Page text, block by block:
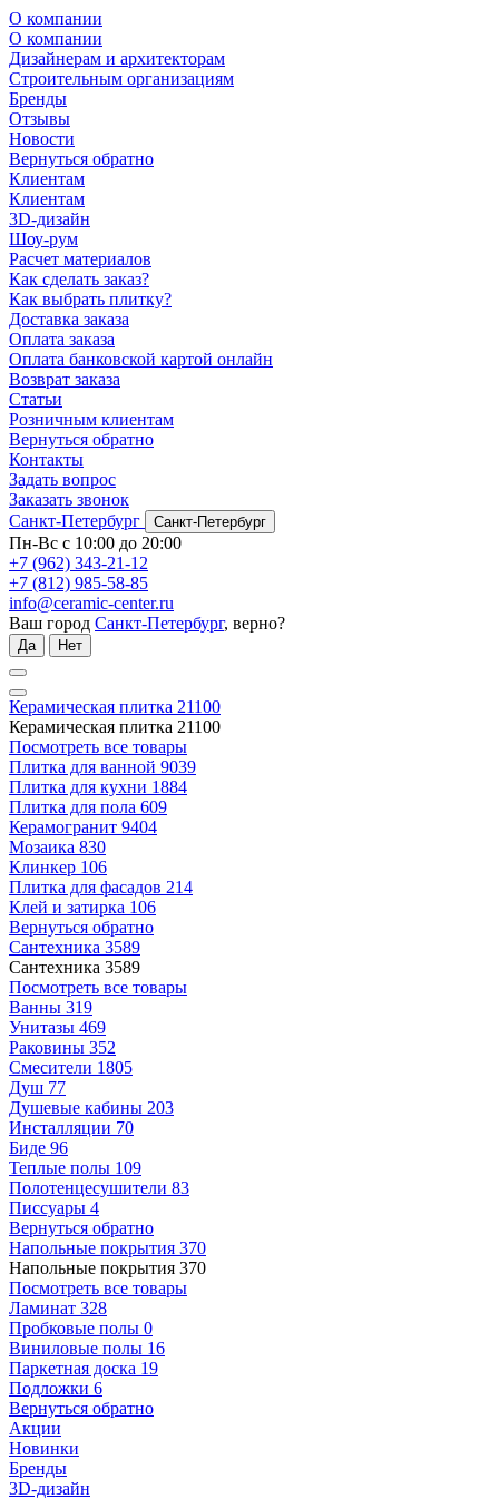
О компании
О компании
Дизайнерам и архитекторам
Строительным организациям
Бренды
Отзывы
Новости
Вернуться обратно
Клиентам
Клиентам
3D-дизайн
Шоу-рум
Расчет материалов
Как сделать заказ?
Как выбрать плитку?
Доставка заказа
Оплата заказа
Оплата банковской картой онлайн
Возврат заказа
Статьи
Розничным клиентам
Вернуться обратно
Контакты
Задать вопрос
Заказать звонок
Санкт-Петербург
Санкт-Петербург
Пн-Вс с 10:00 до 20:00
+7 (962) 343-21-12
+7 (812) 985-58-85
info@ceramic-center.ru
Ваш город Санкт-Петербург, верно?
Да Нет
Керамическая плитка 21100
Керамическая плитка 21100
Посмотреть все товары
Плитка для ванной 9039
Плитка для кухни 1884
Плитка для пола 609
Керамогранит 9404
Мозаика 830
Клинкер 106
Плитка для фасадов 214
Клей и затирка 106
Вернуться обратно
Сантехника 3589
Сантехника 3589
Посмотреть все товары
Ванны 319
Унитазы 469
Раковины 352
Смесители 1805
Душ 77
Душевые кабины 203
Инсталляции 70
Биде 96
Теплые полы 109
Полотенцесушители 83
Писсуары 4
Вернуться обратно
Напольные покрытия 370
Напольные покрытия 370
Посмотреть все товары
Ламинат 328
Пробковые полы 0
Виниловые полы 16
Паркетная доска 19
Подложки 6
Вернуться обратно
Акции
Новинки
Бренды
3D-дизайн